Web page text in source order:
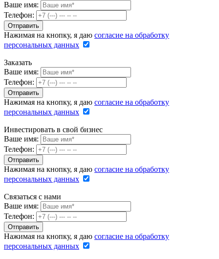
Ваше имя:
Телефон:
Нажимая на кнопку, я даю согласие на обработку
персональных данных
Заказать
Ваше имя:
Телефон:
Нажимая на кнопку, я даю согласие на обработку
персональных данных
Инвестировать в свой бизнес
Ваше имя:
Телефон:
Нажимая на кнопку, я даю согласие на обработку
персональных данных
Связаться с нами
Ваше имя:
Телефон:
Нажимая на кнопку, я даю согласие на обработку
персональных данных